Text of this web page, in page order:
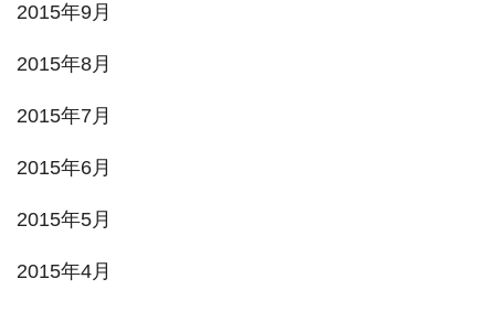
2015年9月
2015年8月
2015年7月
2015年6月
2015年5月
2015年4月